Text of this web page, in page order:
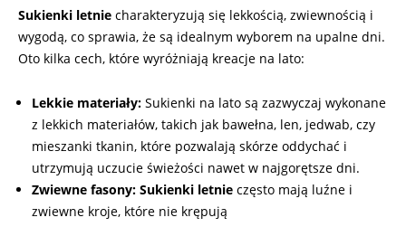
Sukienki letnie charakteryzują się lekkością, zwiewnością i
wygodą, co sprawia, że są idealnym wyborem na upalne dni.
Oto kilka cech, które wyróżniają kreacje na lato:
Lekkie materiały: Sukienki na lato są zazwyczaj wykonane
z lekkich materiałów, takich jak bawełna, len, jedwab, czy
mieszanki tkanin, które pozwalają skórze oddychać i
utrzymują uczucie świeżości nawet w najgorętsze dni.
Zwiewne fasony: Sukienki letnie często mają luźne i
zwiewne kroje, które nie krępują